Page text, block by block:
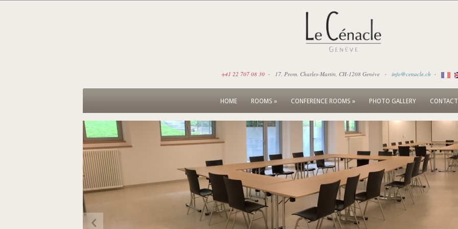
+41 22 707 08 30 · 17, Prom. Charles-Martin, CH-1208 Genève · info@cenacle.ch ·
HOME ROOMS » CONFERENCE ROOMS » PHOTO GALLERY